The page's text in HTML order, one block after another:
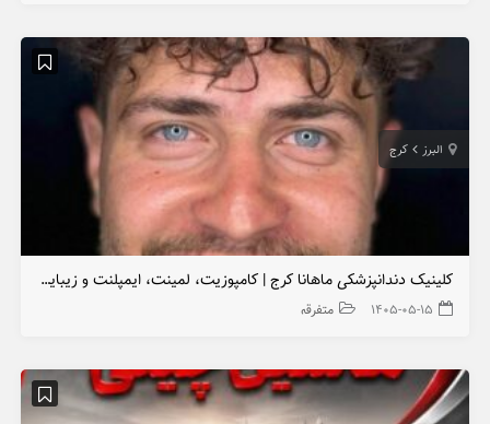
البرز کرج
کلینیک دندانپزشکی ماهانا کرج | کامپوزیت، لمینت، ایمپلنت و زیبایی دندان
۱۴۰۵-۰۵-۱۵ متفرقه